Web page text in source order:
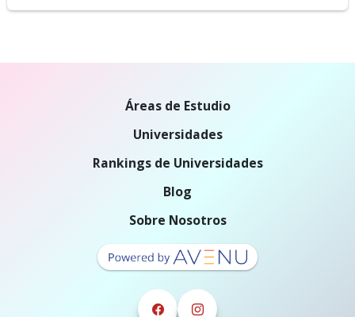
Áreas de Estudio
Universidades
Rankings de Universidades
Blog
Sobre Nosotros